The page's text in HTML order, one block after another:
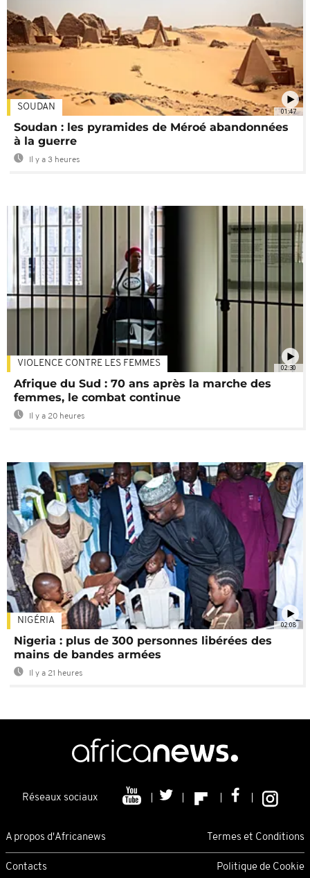
01:47
SOUDAN
Soudan : les pyramides de Méroé abandonnées
à la guerre
Il y a 3 heures
02:30
VIOLENCE CONTRE LES FEMMES
Afrique du Sud : 70 ans après la marche des
femmes, le combat continue
Il y a 20 heures
02:08
NIGÉRIA
Nigeria : plus de 300 personnes libérées des
mains de bandes armées
Il y a 21 heures
Réseaux sociaux
A propos d'Africanews Termes et Conditions
Contacts Politique de Cookie